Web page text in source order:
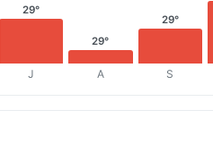
29°
J
29°
A
29°
S